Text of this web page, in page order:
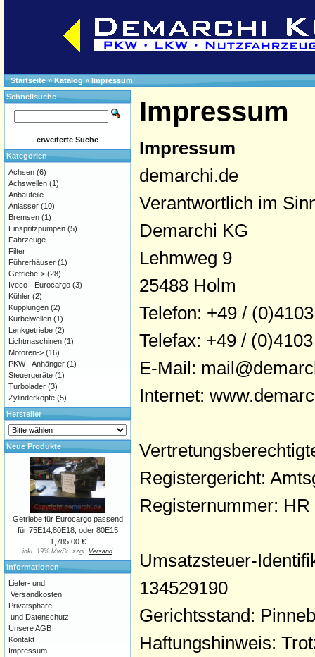
Startseite»Katalog » Impressum
Impressum
Impressum
demarchi.de
Verantwortlich im
Demarchi KG
Lehmweg 9
25488 Holm
Telefon: +49 /
Telefax: +49 /
E-Mail:
Internet:
Registergericht:
Registernummer: HR
Umsatzsteuer-
134529190
Gerichtsstand:
Haftungshinweis:
Schnellsuche
erweiterte Suche
Kategorien
Achsen (6)
Achswellen (1)
Anbauteile
Anlasser (10)
Bremsen (1)
Einspritzpumpen (5)
Fahrzeuge
Filter
Führerhäuser (1)
Getriebe-> (28)
Iveco - Eurocargo (3)
Kühler (2)
Kupplungen (2)
Kurbelwellen (1)
Lenkgetriebe (2)
Lichtmaschinen (1)
Motoren-> (16)
PKW - Anhänger (1)
Steuergeräte (1)
Turbolader (3)
Zylinderköpfe (5)
Hersteller
Neue Produkte
Getriebe für Eurocargo passend
für 75E14,80E18, oder 80E15
1,785.00 €
inkl. 19% MwSt. zzgl. Versand
Informationen
Liefer- und
Versandkosten
Privatsphäre
und Datenschutz
Unsere AGB
Kontakt
Impressum